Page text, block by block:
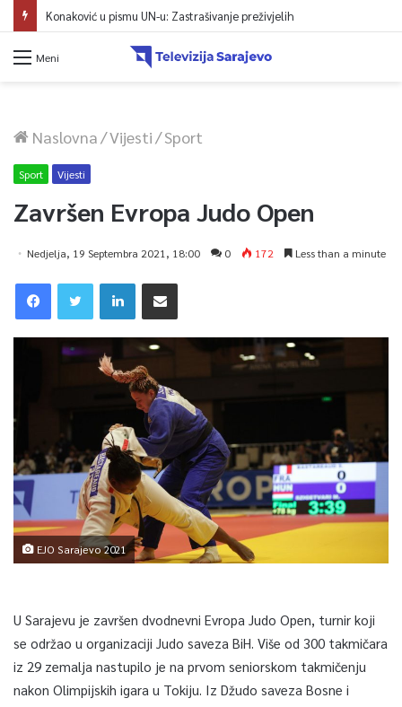
Konaković u pismu UN-u: Zastrašivanje preživjelih
Meni
Naslovna/Vijesti/Sport
Sport Vijesti
Završen Evropa Judo Open
Nedjelja, 19 Septembra 2021, 18:00 0 172 Less than a minute
EJO Sarajevo 2021
U Sarajevu je završen dvodnevni Evropa Judo Open, turnir koji
se održao u organizaciji Judo saveza BiH. Više od 300 takmičara
iz 29 zemalja nastupilo je na prvom seniorskom takmičenju
nakon Olimpijskih igara u Tokiju. Iz Džudo saveza Bosne i